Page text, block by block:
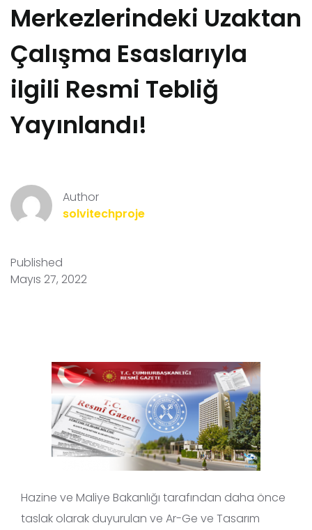
Merkezlerindeki Uzaktan
Çalışma Esaslarıyla
ilgili Resmi Tebliğ
Yayınlandı!
Author
solvitechproje
Published
Mayıs 27, 2022
Hazine ve Maliye Bakanlığı tarafından daha önce
taslak olarak duyurulan ve Ar-Ge ve Tasarım